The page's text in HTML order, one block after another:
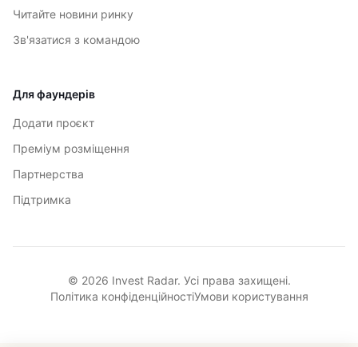
Читайте новини ринку
Зв'язатися з командою
Для фаундерів
Додати проєкт
Преміум розміщення
Партнерства
Підтримка
© 2026 Invest Radar. Усі права захищені.
Політика конфіденційностіУмови користування